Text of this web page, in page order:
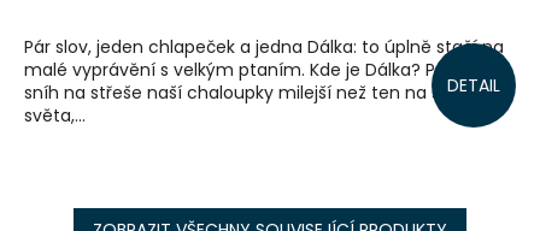
DETAIL
Pár slov, jeden chlapeček a jedna Dálka: to úplně stačí na
malé vyprávění s velkým ptaním. Kde je Dálka? Proč je
sníh na střeše naší chaloupky milejší než ten na střeše
světa,...